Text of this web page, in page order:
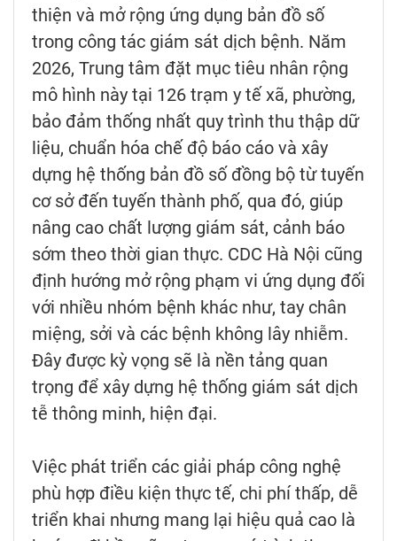
thiện và mở rộng ứng dụng bản đồ số
trong công tác giám sát dịch bệnh. Năm
2026, Trung tâm đặt mục tiêu nhân rộng
mô hình này tại 126 trạm y tế xã, phường,
bảo đảm thống nhất quy trình thu thập dữ
liệu, chuẩn hóa chế độ báo cáo và xây
dựng hệ thống bản đồ số đồng bộ từ tuyến
cơ sở đến tuyến thành phố, qua đó, giúp
nâng cao chất lượng giám sát, cảnh báo
sớm theo thời gian thực. CDC Hà Nội cũng
định hướng mở rộng phạm vi ứng dụng đối
với nhiều nhóm bệnh khác như, tay chân
miệng, sởi và các bệnh không lây nhiễm.
Đây được kỳ vọng sẽ là nền tảng quan
trọng để xây dựng hệ thống giám sát dịch
tễ thông minh, hiện đại.
Việc phát triển các giải pháp công nghệ
phù hợp điều kiện thực tế, chi phí thấp, dễ
triển khai nhưng mang lại hiệu quả cao là